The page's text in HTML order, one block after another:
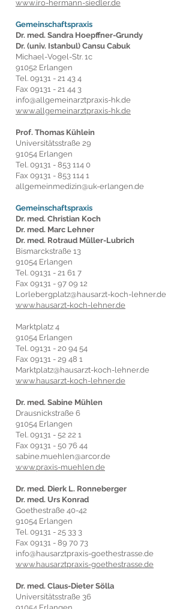
www.iro-hermann-siedler.de
Gemeinschaftspraxis
Dr. med. Sandra Hoepffner-Grundy
Dr. (univ. Istanbul) Cansu Cabuk
Michael-Vogel-Str. 1c
91052 Erlangen
Tel. 09131 - 21 43 4
Fax 09131 - 21 44 3
info@allgemeinarztpraxis-hk.de
www.allgemeinarztpraxis-hk.de
Prof. Thomas Kühlein
Universitätsstraße 29
91054 Erlangen
Tel. 09131 - 853 114 0
Fax 09131 - 853 114 1
allgemeinmedizin@uk-erlangen.de
Gemeinschaftspraxis
Dr. med. Christian Koch
Dr. med. Marc Lehner
Dr. med. Rotraud Müller-Lubrich
Bismarckstraße 13
91054 Erlangen
Tel. 09131 - 21 61 7
Fax 09131 - 97 09 12
Lorlebergplatz@hausarzt-koch-lehner.de
www.hausarzt-koch-lehner.de
Marktplatz 4
91054 Erlangen
Tel. 09131 - 20 94 54
Fax 09131 - 29 48 1
Marktplatz@hausarzt-koch-lehner.de
www.hausarzt-koch-lehner.de
Dr. med. Sabine Mühlen
Drausnickstraße 6
91054 Erlangen
Tel. 09131 - 52 22 1
Fax 09131 - 50 76 44
sabine.muehlen@arcor.de
www.praxis-muehlen.de
Dr. med. Dierk L. Ronneberger
Dr. med. Urs Konrad
Goethestraße 40-42
91054 Erlangen
Tel. 09131 - 25 33 3
Fax 09131 - 89 70 73
info@hausarztpraxis-goethestrasse.de
www.hausarztpraxis-goethestrasse.de
Dr. med. Claus-Dieter Sölla
Universitätsstraße 36